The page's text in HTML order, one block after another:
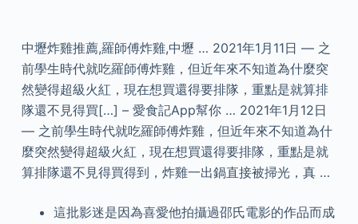
中壢炸雞推薦,羅師傅炸雞,中壢 … 2021年1月11日 — 之
前學生時代就吃羅師傅炸雞，但近年來不知道為什麼突
然變得超級火紅，現在想買還得要排隊，重點是就算排
隊還不見得買[…] – 愛食記App幫你 … 2021年1月12日
— 之前學生時代就吃羅師傅炸雞，但近年來不知道為什
麼突然變得超級火紅，現在想買還得要排隊，重點是就
算排隊還不見得買得到，炸雞一出鍋直接被掃光，真 …
這批影迷是因為喜愛他拍攝過邵氏電影的作品而成